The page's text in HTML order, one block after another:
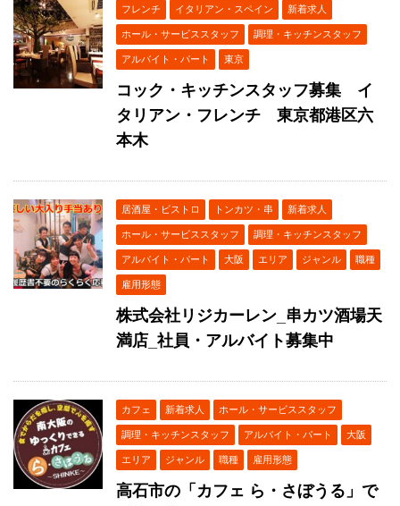
フレンチ イタリアン・スペイン 新着求人
ホール・サービススタッフ 調理・キッチンスタッフ
アルバイト・パート 東京
コック・キッチンスタッフ募集 イ
タリアン・フレンチ 東京都港区六
本木
居酒屋・ビストロ トンカツ・串 新着求人
ホール・サービススタッフ 調理・キッチンスタッフ
アルバイト・パート 大阪 エリア ジャンル 職種
雇用形態
株式会社リジカーレン_串カツ酒場天
満店_社員・アルバイト募集中
カフェ 新着求人 ホール・サービススタッフ
調理・キッチンスタッフ アルバイト・パート 大阪
エリア ジャンル 職種 雇用形態
高石市の「カフェ ら・さぼうる」で